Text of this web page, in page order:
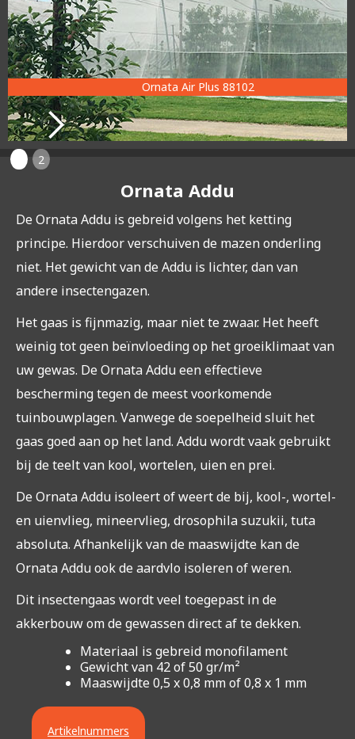
Ornata Air Plus 88102
2
Ornata Addu
De Ornata Addu is gebreid volgens het ketting
principe. Hierdoor verschuiven de mazen onderling
niet. Het gewicht van de Addu is lichter, dan van
andere insectengazen.
Het gaas is fijnmazig, maar niet te zwaar. Het heeft
weinig tot geen beïnvloeding op het groeiklimaat van
uw gewas. De Ornata Addu een effectieve
bescherming tegen de meest voorkomende
tuinbouwplagen. Vanwege de soepelheid sluit het
gaas goed aan op het land. Addu wordt vaak gebruikt
bij de teelt van kool, wortelen, uien en prei.
De Ornata Addu isoleert of weert de bij, kool-, wortel-
en uienvlieg, mineervlieg, drosophila suzukii, tuta
absoluta. Afhankelijk van de maaswijdte kan de
Ornata Addu ook de aardvlo isoleren of weren.
Dit insectengaas wordt veel toegepast in de
akkerbouw om de gewassen direct af te dekken.
Materiaal is gebreid monofilament
Gewicht van 42 of 50 gr/m²
Maaswijdte 0,5 x 0,8 mm of 0,8 x 1 mm
Artikelnummers